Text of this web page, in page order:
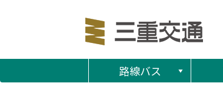
路線バス